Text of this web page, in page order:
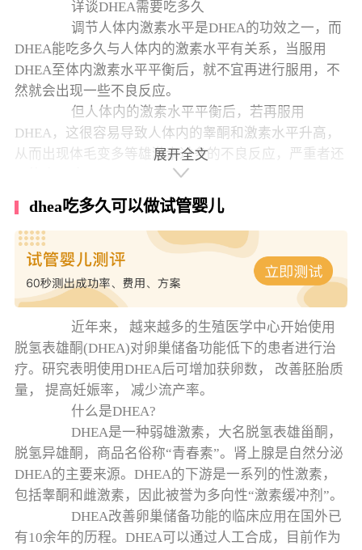
详谈DHEA需要吃多久
调节人体内激素水平是DHEA的功效之一，而
DHEA能吃多久与人体内的激素水平有关系，当服用
DHEA至体内激素水平平衡后，就不宜再进行服用，不
然就会出现一些不良反应。
但人体内的激素水平平衡后，若再服用
DHEA，这很容易导致人体内的睾酮和激素水平升高，
从而出现体毛变多等雄激素过多的不良反应，严重者还
不管大家将DHEA用于保健还是疾病的辅助治
疗，建议大家在服用DHEA期间，都需要定期到医院检
测激素水平，或者使用周期性的服用方式，通常以服用
八周停用三周作为循环。
Tips:
对于试管婴儿治疗周期中的女性，服用DHEA
至少要1-3个月，因为卵子的生成需要1-3个月，所以要
在服用DHEA的第四个月才是才能看出效果，而DHEA
有关卵子的数量，大约一两个月才可以看出效果。
展开全文
dhea吃多久可以做试管婴儿
近年来， 越来越多的生殖医学中心开始使用
脱氢表雄酮(DHEA)对卵巢储备功能低下的患者进行治
疗。研究表明使用DHEA后可增加获卵数， 改善胚胎质
量， 提高妊娠率， 减少流产率。
什么是DHEA?
DHEA是一种弱雄激素，大名脱氢表雄甾酮，
脱氢异雄酮，商品名俗称“青春素”。肾上腺是自然分泌
DHEA的主要来源。DHEA的下游是一系列的性激素，
包括睾酮和雌激素，因此被誉为多向性“激素缓冲剂”。
DHEA改善卵巢储备功能的临床应用在国外已
有10余年的历程。DHEA可以通过人工合成，目前作为